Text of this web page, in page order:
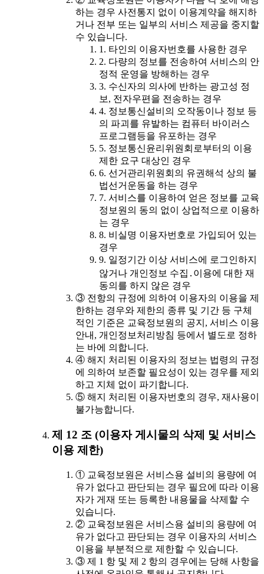
하는 경우 사전통지 없이 이용계약을 해지하
거나 전부 또는 일부의 서비스 제공을 중지할
수 있습니다.
1. 타인의 이용자번호를 사용한 경우
2. 다량의 정보를 전송하여 서비스의 안
정적 운영을 방해하는 경우
3. 수신자의 의사에 반하는 광고성 정
보, 전자우편을 전송하는 경우
4. 정보통신설비의 오작동이나 정보 등
의 파괴를 유발하는 컴퓨터 바이러스
프로그램등을 유포하는 경우
5. 정보통신윤리위원회로부터의 이용
제한 요구 대상인 경우
6. 선거관리위원회의 유권해석 상의 불
법선거운동을 하는 경우
7. 서비스를 이용하여 얻은 정보를 교육
정보원의 동의 없이 상업적으로 이용하
는 경우
8. 비실명 이용자번호로 가입되어 있는
경우
9. 일정기간 이상 서비스에 로그인하지
않거나 개인정보 수집․이용에 대한 재
동의를 하지 않은 경우
③ 전항의 규정에 의하여 이용자의 이용을 제
한하는 경우와 제한의 종류 및 기간 등 구체
적인 기준은 교육정보원의 공지, 서비스 이용
안내, 개인정보처리방침 등에서 별도로 정하
는 바에 의합니다.
④ 해지 처리된 이용자의 정보는 법령의 규정
에 의하여 보존할 필요성이 있는 경우를 제외
하고 지체 없이 파기합니다.
⑤ 해지 처리된 이용자번호의 경우, 재사용이
불가능합니다.
제 12 조 (이용자 게시물의 삭제 및 서비스
이용 제한)
① 교육정보원은 서비스용 설비의 용량에 여
유가 없다고 판단되는 경우 필요에 따라 이용
자가 게재 또는 등록한 내용물을 삭제할 수
있습니다.
② 교육정보원은 서비스용 설비의 용량에 여
유가 없다고 판단되는 경우 이용자의 서비스
이용을 부분적으로 제한할 수 있습니다.
③ 제 1 항 및 제 2 항의 경우에는 당해 사항을